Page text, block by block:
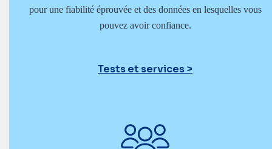
pour une fiabilité éprouvée et des données en lesquelles vous
pouvez avoir confiance.
Tests et services